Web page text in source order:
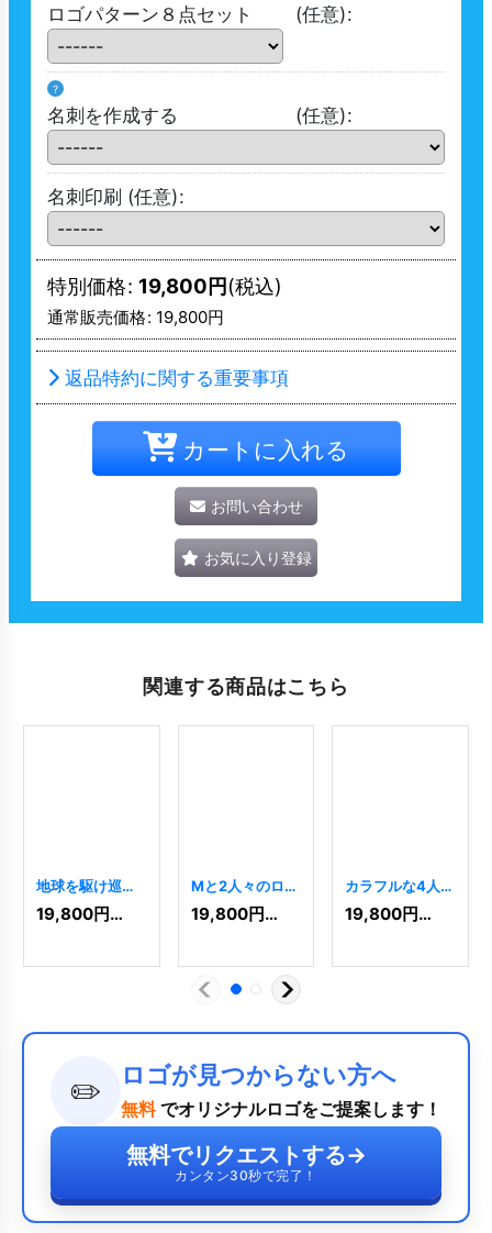
ロゴパターン８点セット (任意):
?
名刺を作成する (任意):
名刺印刷 (任意):
特別価格: 19,800円(税込)
通常販売価格: 19,800円
返品特約に関する重要事項
カートに入れる
お問い合わせ
お気に入り登録
関連する商品はこちら
地球を駆け巡る
Aのロゴ [4141
19,800円(税込)
Mと2人々のロゴ
[5681]
19,800円(税込)
カラフルな4人の
人のロゴ [5237
19,800円(税込)
✏️ ロゴが見つからない方へ
無料 でオリジナルロゴをご提案します！
無料でリクエストする→
カンタン30秒で完了！